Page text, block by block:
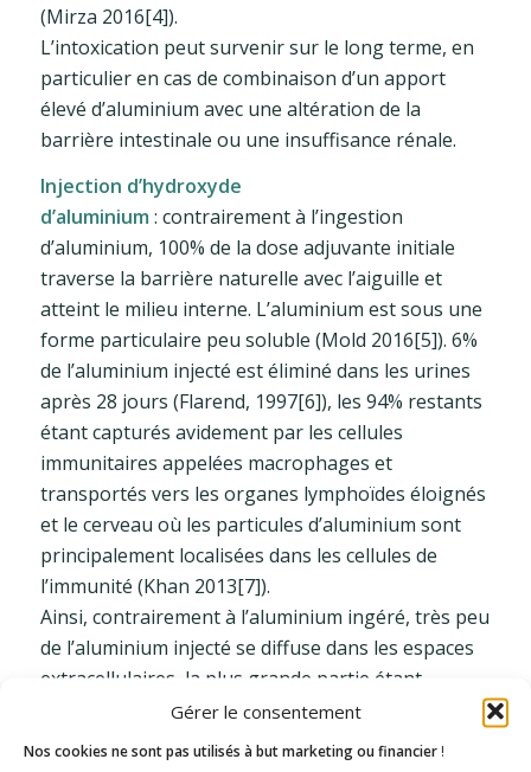
Gérer le consentement
Nos cookies ne sont pas utilisés à but marketing ou financier !
(Mirza 2016[4]).
L’intoxication peut survenir sur le long terme, en
particulier en cas de combinaison d’un apport
élevé d’aluminium avec une altération de la
barrière intestinale ou une insuffisance rénale.
Injection d’hydroxyde
d’aluminium : contrairement à l’ingestion
d’aluminium, 100% de la dose adjuvante initiale
traverse la barrière naturelle avec l’aiguille et
atteint le milieu interne. L’aluminium est sous une
forme particulaire peu soluble (Mold 2016[5]). 6%
de l’aluminium injecté est éliminé dans les urines
après 28 jours (Flarend, 1997[6]), les 94% restants
étant capturés avidement par les cellules
immunitaires appelées macrophages et
transportés vers les organes lymphoïdes éloignés
et le cerveau où les particules d’aluminium sont
principalement localisées dans les cellules de
l’immunité (Khan 2013[7]).
Ainsi, contrairement à l’aluminium ingéré, très peu
de l’aluminium injecté se diffuse dans les espaces
extracellulaires, la plus grande partie étant
sélectivement et fortement concentrée dans une
petite fraction des cellules phagocytaires (l’un des